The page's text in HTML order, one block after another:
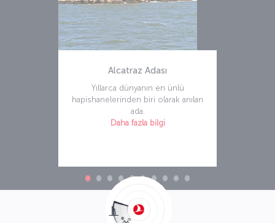
Alcatraz Adası
Yıllarca dünyanın en ünlü
hapishanelerinden biri olarak anılan
ada.
Daha fazla bilgi